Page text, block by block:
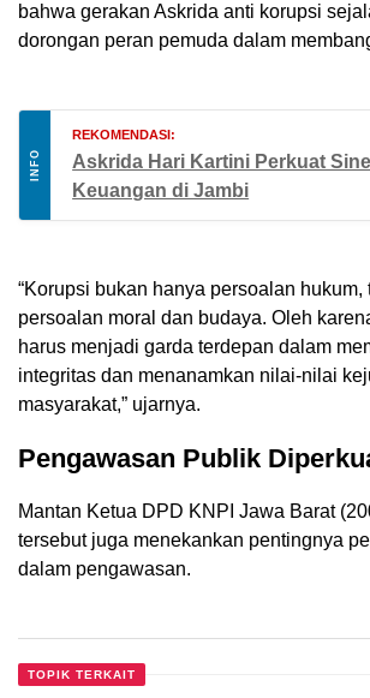
bahwa gerakan Askrida anti korupsi
dorongan peran pemuda dalam
INFO
REKOMENDASI:
Askrida Hari Kartini Perkuat
Keuangan di Jambi
“Korupsi bukan hanya persoalan hukum,
persoalan moral dan budaya. Oleh
harus menjadi garda terdepan dalam
integritas dan menanamkan nilai-nilai
masyarakat,” ujarnya.
Pengawasan Publik
Mantan Ketua DPD KNPI Jawa Barat
tersebut juga menekankan pentingnya
dalam pengawasan.
TOPIK TERKAIT